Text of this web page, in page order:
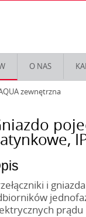
O NAS
zewnętrzna
i